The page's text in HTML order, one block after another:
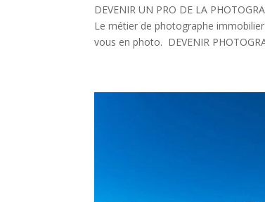
DEVENIR UN PRO DE LA
Le métier de photographe
vous en photo. DEVENIR